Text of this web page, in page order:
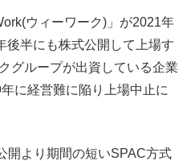
ウィーワーク)」が2021年
後半にも株式公開して上場す
グループが出資している企業
に経営難に陥り上場中止に
開より期間の短いSPAC方式